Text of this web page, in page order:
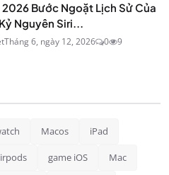
2026 Bước Ngoặt Lịch Sử Của
Nguyên Siri...
Tháng 6, ngày 12, 2026 0 9
Macos iPad
game iOS Mac